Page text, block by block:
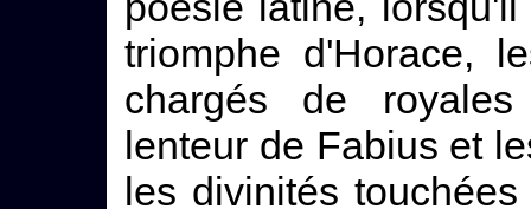
triomphe d'Horace,
chargés de
lenteur de Fabius et
les divinités